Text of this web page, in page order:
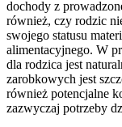
dochody z
również, czy rodzic
swojego statusu
alimentacyjnego. W
dla rodzica jest
zarobkowych jest
również potencjalne
zazwyczaj potrzeby